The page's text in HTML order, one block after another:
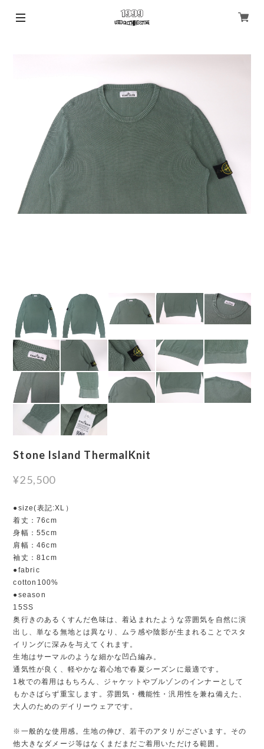
Stone Island ThermalKnit
¥25,500
●size(表記:XL）
着丈：76cm
身幅：55cm
肩幅：46cm
袖丈：81cm
●fabric
cotton100%
●season
15SS
奥行きのあるくすんだ色味は、着込まれたような雰囲気を自然に演
出し、単なる無地とは異なり、ムラ感や陰影が生まれることでスタ
イリングに深みを与えてくれます。
生地はサーマルのような細かな凹凸編み。
通気性が良く、軽やかな着心地で春夏シーズンに最適です。
1枚での着用はもちろん、ジャケットやブルゾンのインナーとして
もかさばらず重宝します。雰囲気・機能性・汎用性を兼ね備えた、
大人のためのデイリーウェアです。
※一般的な使用感。生地の伸び、若干のアタリがございます。その
他大きなダメージ等はなくまだまだご着用いただける範囲。